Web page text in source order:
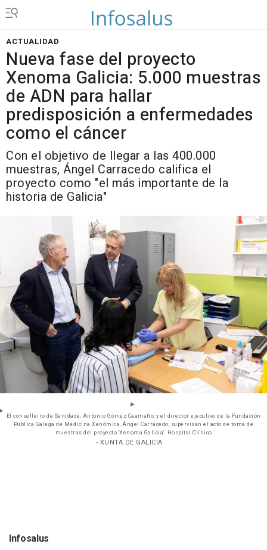
ACTUALIDAD
Nueva fase del proyecto
Xenoma Galicia: 5.000 muestras
de ADN para hallar
predisposición a enfermedades
como el cáncer
Con el objetivo de llegar a las 400.000
muestras, Ángel Carracedo califica el
proyecto como "el más importante de la
historia de Galicia"
El conselleiro de Sanidade, Antonio Gómez Caamaño, y el director ejecutivo de la Fundación
Pública Galega de Medicina Xenómica, Ángel Carracedo, supervisan el acto de toma de
muestras del proyecto 'Xenoma Galicia'. Hospital Clínico
- XUNTA DE GALICIA
Infosalus